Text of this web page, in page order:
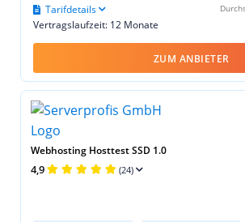
Vertragslaufzeit: 12 Monate
Tarifdetails
ZUM ANBIETER
Webhosting Hosttest SSD 1.0
4,9 (24)